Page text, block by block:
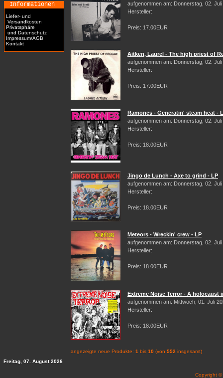
Informationen
Liefer- und
Versandkosten
Privatsphäre
und Datenschutz
Impressum/AGB
Kontakt
aufgenommen am: Donnerstag, 02. Juli
Hersteller:
Preis: 17.00EUR
Aitken, Laurel - The high priest of
aufgenommen am: Donnerstag, 02. Juli
Hersteller:
Preis: 17.00EUR
Ramones - Generatin' steam heat -
aufgenommen am: Donnerstag, 02. Juli
Hersteller:
Preis: 18.00EUR
Jingo de Lunch - Axe to grind - LP
aufgenommen am: Donnerstag, 02. Juli
Hersteller:
Preis: 18.00EUR
Meteors - Wreckin' crew - LP
aufgenommen am: Donnerstag, 02. Juli
Hersteller:
Preis: 18.00EUR
Extreme Noise Terror - A holocaust
aufgenommen am: Mittwoch, 01. Juli
Hersteller:
Preis: 18.00EUR
angezeigte neue Produkte: 1 bis 10 (von 552 insgesamt)
Freitag, 07. August 2026
Copyright